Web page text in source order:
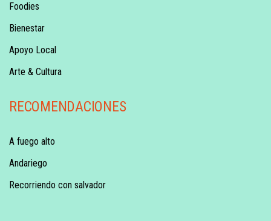
Foodies
Bienestar
Apoyo Local
Arte & Cultura
RECOMENDACIONES
A fuego alto
Andariego
Recorriendo con salvador